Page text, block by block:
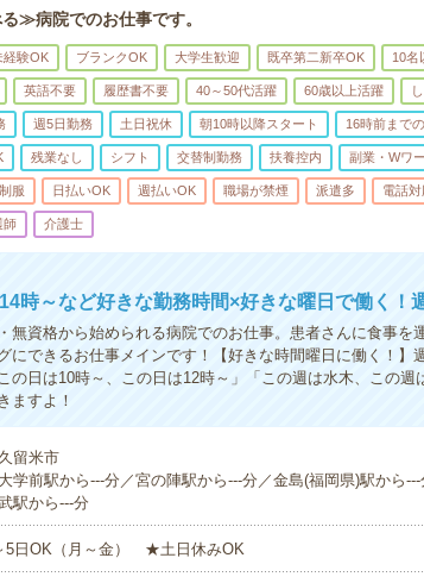
≫病院でのお仕事です。
経験OK ブランクOK 大学生歓迎 既卒第二新卒OK 10名
英語不要 履歴書不要 40～50代活躍 60歳以上活躍
週5日勤務 土日祝休 朝10時以降スタート 16時前まで
残業なし シフト 交替制勤務 扶養控内 副業・Wワ
制服 日払いOK 週払いOK 職場が禁煙 派遣多 電話対
師 介護士
時～など好きな勤務時間×好きな曜日で働く！
無資格から始められる病院でのお仕事。患者さんに食事を
にできるお仕事メインです！【好きな時間曜日に働く！】
の日は10時～、この日は12時～」「この週は水木、この週
ますよ！
留米市
学前駅から---分／宮の陣駅から---分／金島(福岡県)駅から
駅から---分
5日OK（月～金） ★土日休みOK